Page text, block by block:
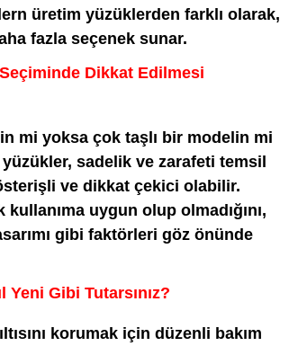
üretim yüzüklerden farklı olarak,
fazla seçenek sunar.
Seçiminde Dikkat Edilmesi
mi yoksa çok taşlı bir modelin mi
sadelik ve zarafeti temsil
ve dikkat çekici olabilir.
uygun olup olmadığını,
gibi faktörleri göz önünde
Yeni Gibi Tutarsınız?
korumak için düzenli bakım